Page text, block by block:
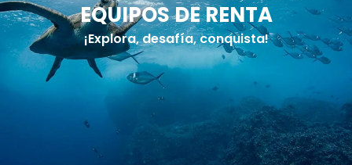
EQUIPOS DE RENTA
¡Explora, desafía, conquista!